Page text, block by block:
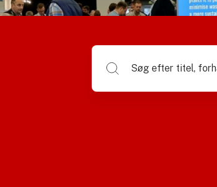
Søg efter titel,